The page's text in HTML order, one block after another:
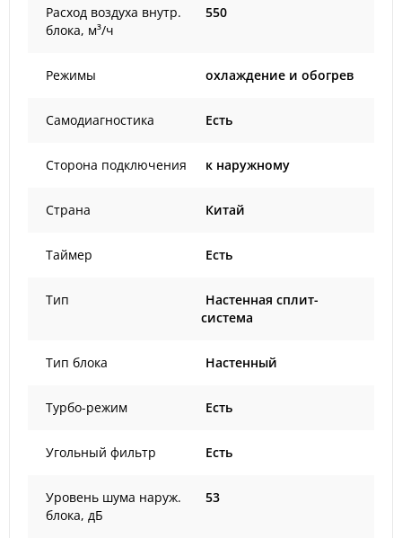
Расход воздуха внутр.
блока, м³/ч
550
Режимы охлаждение и обогрев
Самодиагностика Есть
Сторона подключения к наружному
Страна Китай
Таймер Есть
Тип
Настенная сплит-
система
Тип блока Настенный
Турбо-режим Есть
Угольный фильтр Есть
Уровень шума наруж.
блока, дБ
53